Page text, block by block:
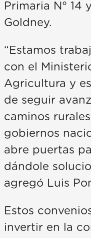
Primaria N° 14
Goldney.
“Estamos
con el
Agricultura y
de seguir
caminos
gobiernos
abre puertas
dándole
agregó Luis
Estos
invertir en la